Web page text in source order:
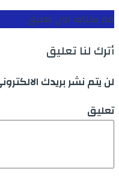
قم بكتابة اول تعليق
أترك لنا تعليق
لن يتم نشر بريدك
تعليق